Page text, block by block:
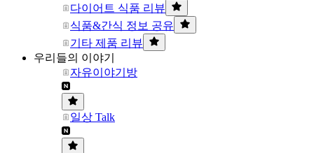
다이어트 식품 리뷰
식품&간식 정보 공유
기타 제품 리뷰
우리들의 이야기
자유이야기방
일상 Talk